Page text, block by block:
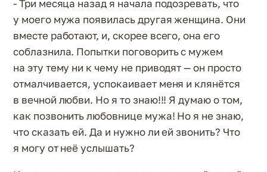
- Три месяца назад я начала подозревать, что
у моего мужа появилась другая женщина. Они
вместе работают, и, скорее всего, она его
соблазнила. Попытки поговорить с мужем
на эту тему ни к чему не приводят — он просто
отмалчивается, успокаивает меня и клянётся
в вечной любви. Но я то знаю!!! Я думаю о том,
как позвонить любовнице мужа! Но я не знаю,
что сказать ей. Да и нужно ли ей звонить? Что
я могу от неё услышать?